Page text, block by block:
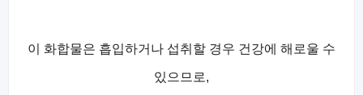
이 화합물은 흡입하거나 섭취할 경우 건강에 해로울 수
있으므로,